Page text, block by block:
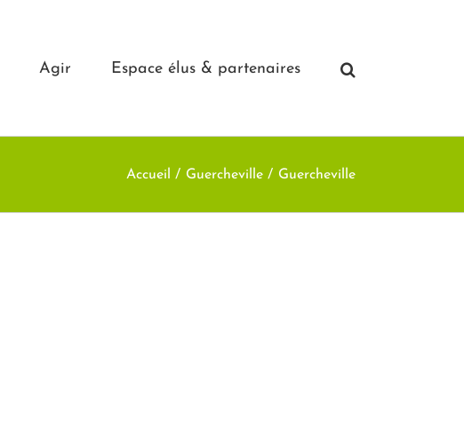
Agir Espace élus & partenaires
Accueil Guercheville Guercheville